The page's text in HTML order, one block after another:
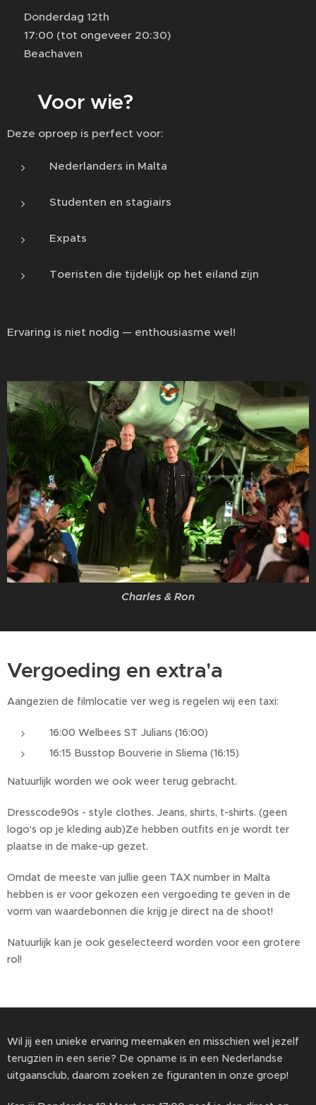
🗓 Donderdag 12th
⏰ 17:00 (tot ongeveer 20:30)
📍 Beachaven
👥 Voor wie?
Deze oproep is perfect voor:
Nederlanders in Malta
Studenten en stagiairs
Expats
Toeristen die tijdelijk op het eiland zijn
Ervaring is niet nodig — enthousiasme wel!
Charles & Ron
Vergoeding en extra'a
Aangezien de filmlocatie ver weg is regelen wij een taxi:
16:00 Welbees ST Julians (16:00)
16:15 Busstop Bouverie in Sliema (16:15)
Natuurlijk worden we ook weer terug gebracht.
Dresscode90s - style clothes. Jeans, shirts, t-shirts. (geen
logo's op je kleding aub)Ze hebben outfits en je wordt ter
plaatse in de make-up gezet.
Omdat de meeste van jullie geen TAX number in Malta
hebben is er voor gekozen een vergoeding te geven in de
vorm van waardebonnen die krijg je direct na de shoot!
Natuurlijk kan je ook geselecteerd worden voor een grotere
rol!
Wil jij een unieke ervaring meemaken en misschien wel jezelf
terugzien in een serie? De opname is in een Nederlandse
uitgaansclub, daarom zoeken ze figuranten in onze groep!